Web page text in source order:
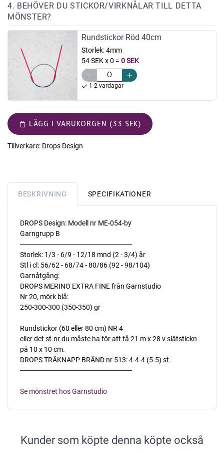
4. BEHÖVER DU STICKOR/VIRKNÅLAR TILL DETTA
MÖNSTER?
Rundstickor Röd 40cm
Storlek:4mm
54 SEK x 0 = 0 SEK
1-2 vardagar
LÄGG I VARUKORGEN (33 SEK)
Tillverkare: Drops Design
BESKRIVNING SPECIFIKATIONER
DROPS Design: Modell nr ME-054-by
Garngrupp B
--------------------------------------------------------
Storlek: 1/3 - 6/9 - 12/18 mnd (2 - 3/4) år
Stl i cl: 56/62 - 68/74 - 80/86 (92 - 98/104)
Garnåtgång:
DROPS MERINO EXTRA FINE från Garnstudio
Nr 20, mörk blå:
250-300-300 (350-350) gr
Rundstickor (60 eller 80 cm) NR 4 
eller det st.nr du måste ha för att få 21 m x 28 v slätstickn
på 10 x 10 cm.
DROPS TRÄKNAPP BRÄND nr 513: 4-4-4 (5-5) st.
--------------------------------------------------------
Se mönstret hos Garnstudio
Kunder som köpte denna köpte också